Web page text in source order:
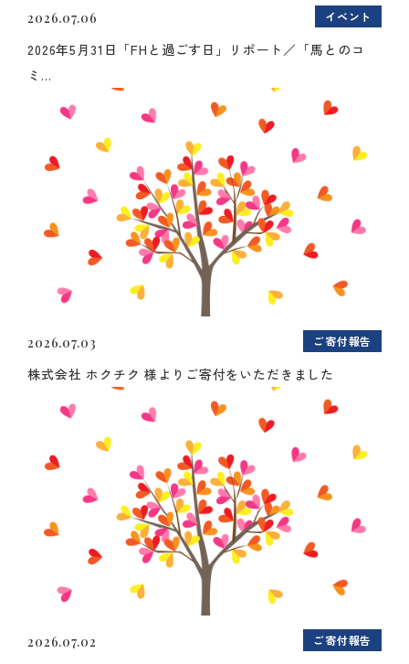
2026.07.06 イベント
2026年5月31日「FHと過ごす日」リポート／「馬とのコ
ミ...
2026.07.03 ご寄付報告
株式会社 ホクチク 様よりご寄付をいただきました
2026.07.02 ご寄付報告